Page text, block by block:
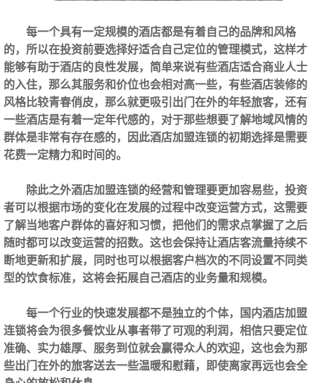
每一个具有一定规模的酒店都是有着自己的品牌和风格
的，所以在投资前要选择好适合自己定位的管理模式，这样才
能够有助于酒店的良性发展，简单来说有些酒店适合商业人士
的入住，那么其服务和价位也会相对高一些，有些酒店装修的
风格比较青春俏皮，那么就更吸引出门在外的年轻旅客，还有
一些酒店是有着一定年代感的，对于那些想要了解地域风情的
群体是非常有存在感的，因此酒店加盟连锁的初期选择是需要
花费一定精力和时间的。
除此之外酒店加盟连锁的经营和管理要更加容易些，投资
者可以根据市场的变化在发展的过程中改变运营方式，这需要
了解当地客户群体的喜好和习惯，把他们的需求点掌握了之后
随时都可以改变运营的招数。这也会保持让酒店客流量持续不
断地更新和扩展，同时也可以根据客户档次的不同设置不同类
型的饮食标准，这将会拓展自己酒店的业务量和规模。
每一个行业的快速发展都不是独立的个体，国内酒店加盟
连锁将会为很多餐饮业从事者带了可观的利润，相信只要定位
准确、实力雄厚、服务到位就会赢得众人的欢迎，这也会为那
些出门在外的旅客送去一些温暖和慰藉，即使离家再远也会全